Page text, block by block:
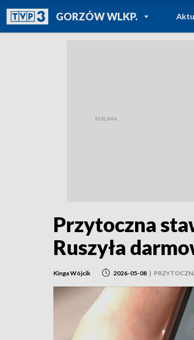
GORZÓW WLKP.POWRÓT DO
TVP REGIONY
Przytoczna
Ruszyła
Kinga Wójcik 2026-05-08 |